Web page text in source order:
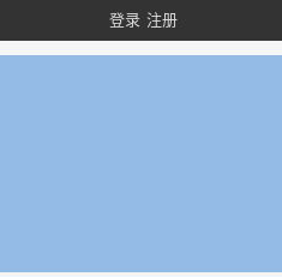
登录 注册